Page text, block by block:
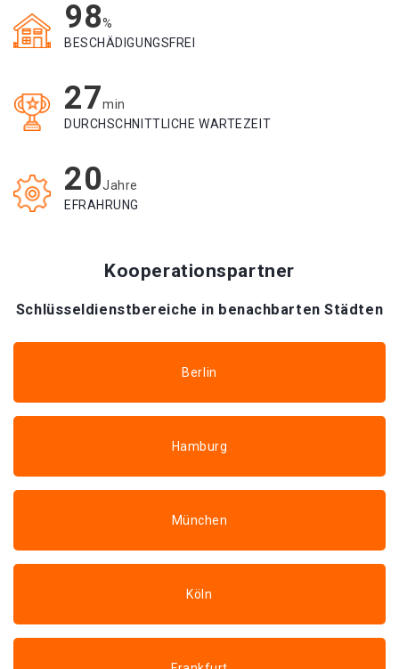
98%
BESCHÄDIGUNGSFREI
27min
DURCHSCHNITTLICHE WARTEZEIT
20Jahre
EFRAHRUNG
Kooperationspartner
Schlüsseldienstbereiche in benachbarten Städten
Berlin
Hamburg
München
Köln